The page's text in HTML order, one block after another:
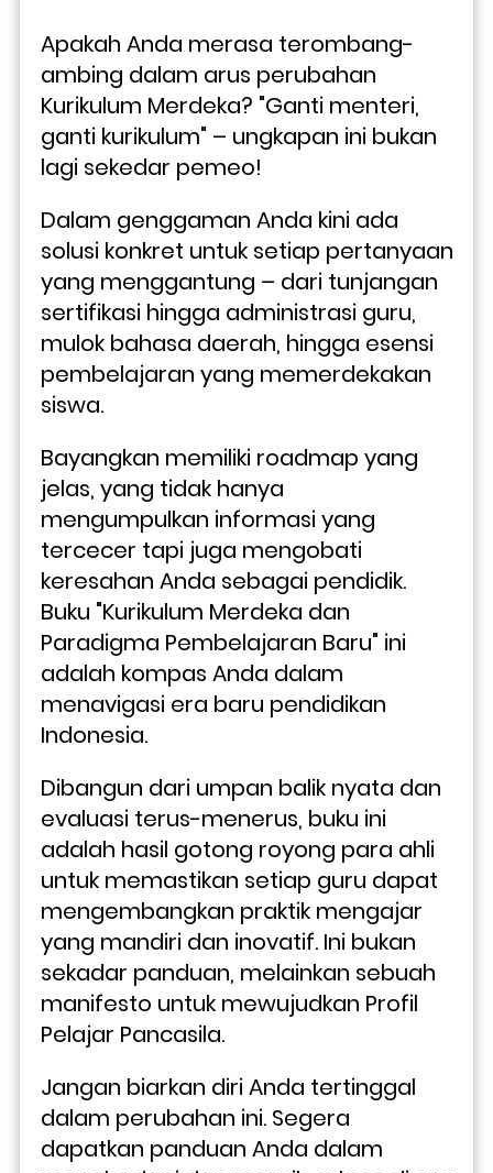
Apakah Anda merasa terombang-
ambing dalam arus perubahan
Kurikulum Merdeka? "Ganti menteri,
ganti kurikulum" – ungkapan ini bukan
lagi sekedar pemeo!
Dalam genggaman Anda kini ada
solusi konkret untuk setiap pertanyaan
yang menggantung – dari tunjangan
sertifikasi hingga administrasi guru,
mulok bahasa daerah, hingga esensi
pembelajaran yang memerdekakan
siswa.
Bayangkan memiliki roadmap yang
jelas, yang tidak hanya
mengumpulkan informasi yang
tercecer tapi juga mengobati
keresahan Anda sebagai pendidik.
Buku "Kurikulum Merdeka dan
Paradigma Pembelajaran Baru" ini
adalah kompas Anda dalam
menavigasi era baru pendidikan
Indonesia.
Dibangun dari umpan balik nyata dan
evaluasi terus-menerus, buku ini
adalah hasil gotong royong para ahli
untuk memastikan setiap guru dapat
mengembangkan praktik mengajar
yang mandiri dan inovatif. Ini bukan
sekadar panduan, melainkan sebuah
manifesto untuk mewujudkan Profil
Pelajar Pancasila.
Jangan biarkan diri Anda tertinggal
dalam perubahan ini. Segera
dapatkan panduan Anda dalam